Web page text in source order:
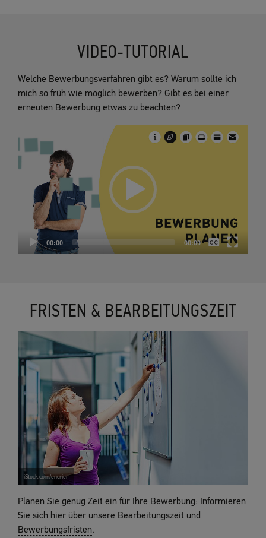
VIDEO-TUTORIAL
Welche Bewerbungsverfahren gibt es? Warum sollte ich
mich so früh wie möglich bewerben? Gibt es bei einer
erneuten Bewerbung etwas zu beachten?
00:00 00:00
None
FRISTEN & BEARBEITUNGSZEIT
iStock.com/encrier
Planen Sie genug Zeit ein für Ihre Bewerbung: Informieren
Sie sich hier über unsere Bearbeitungszeit und
Bewerbungsfristen.